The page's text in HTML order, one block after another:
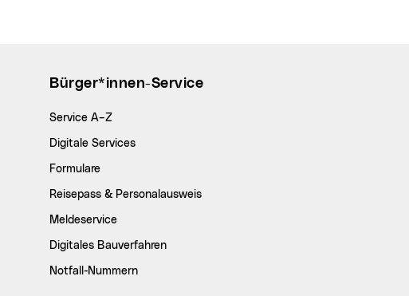
Bürger*innen-Service
Service A–Z
Digitale Services
Formulare
Reisepass & Personalausweis
Meldeservice
Digitales Bauverfahren
Notfall-Nummern